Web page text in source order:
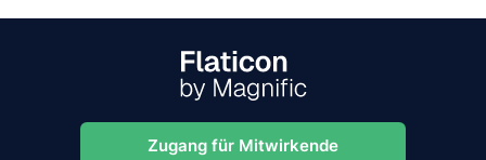
Zugang für Mitwirkende